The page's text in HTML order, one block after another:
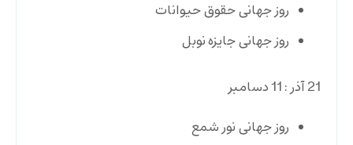
روز جهانی حقوق حیوانات
روز جهانی جایزه نوبل
21 آذر : 11 دسامبر
روز جهانی نور شمع